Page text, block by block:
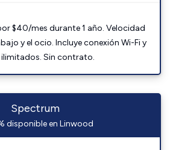
$40/mes durante 1 año. Velocidad
y el ocio. Incluye conexión Wi-Fi y
Sin contrato.
Spectrum
disponible en Linwood